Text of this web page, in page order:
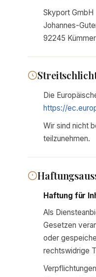
Skyport GmbH
Johannes-
92245
Die
https://
Wir sind nicht
teilzunehmen.
Haftung für
Als
Gesetzen
oder
rechtswidrige